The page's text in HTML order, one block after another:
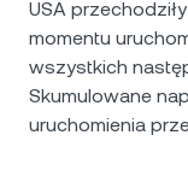
USA
momentu
wszystkich
Skumulowane
uruchomienia